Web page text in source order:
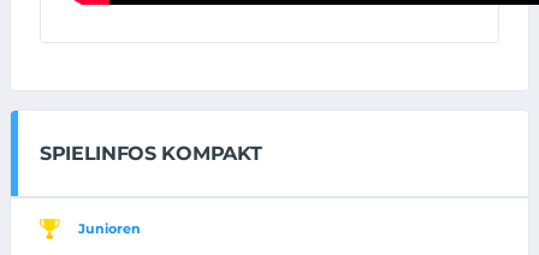
SPIELINFOS KOMPAKT
Junioren